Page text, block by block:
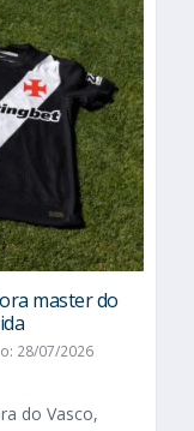
master do
28/07/2026
do Vasco,